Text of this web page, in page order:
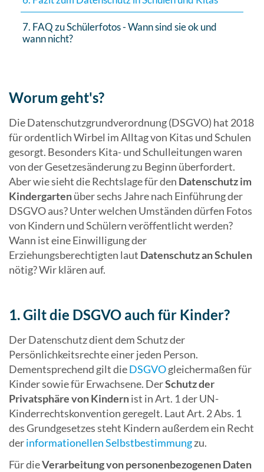
7. FAQ zu Schülerfotos - Wann sind sie ok und
wann nicht?
Worum geht's?
Die Datenschutzgrundverordnung (DSGVO) hat 2018
für ordentlich Wirbel im Alltag von Kitas und Schulen
gesorgt. Besonders Kita- und Schulleitungen waren
von der Gesetzesänderung zu Beginn überfordert.
Aber wie sieht die Rechtslage für den Datenschutz im
Kindergartenüber sechs Jahre nach Einführung der
DSGVO aus? Unter welchen Umständen dürfen Fotos
von Kindern und Schülern veröffentlicht werden?
Wann ist eine Einwilligung der
Erziehungsberechtigten laut Datenschutz an Schulen
nötig? Wir klären auf.
1. Gilt die DSGVO auch für Kinder?
Der Datenschutz dient dem Schutz der
Persönlichkeitsrechte einer jeden Person.
Dementsprechend gilt dieDSGVOgleichermaßen für
Kinder sowie für Erwachsene. DerSchutz der
Privatsphäre von Kindernist in Art. 1 der UN-
Kinderrechtskonvention geregelt. Laut Art. 2 Abs. 1
des Grundgesetzes steht Kindern außerdem ein Recht
derinformationellen Selbstbestimmungzu.
Für dieVerarbeitung von personenbezogenen Daten